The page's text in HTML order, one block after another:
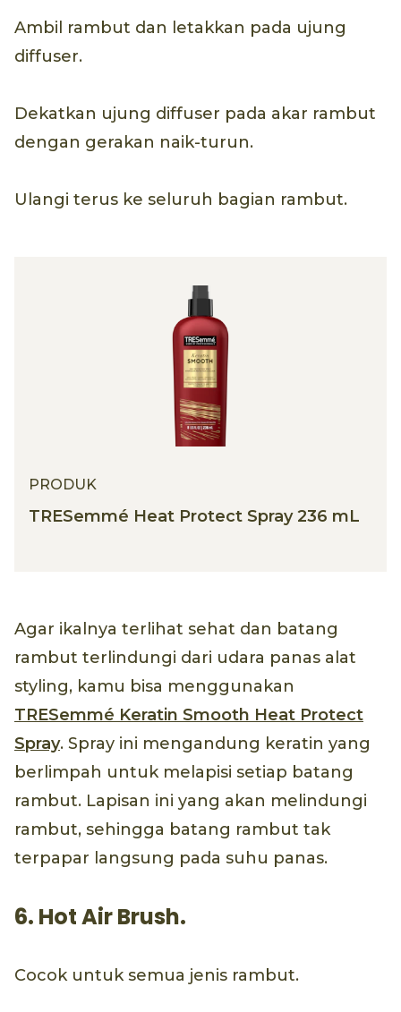
Ambil rambut dan letakkan pada ujung
diffuser.
Dekatkan ujung diffuser pada akar rambut
dengan gerakan naik-turun.
Ulangi terus ke seluruh bagian rambut.
PRODUK
TRESemmé Heat Protect Spray 236 mL
Agar ikalnya terlihat sehat dan batang
rambut terlindungi dari udara panas alat
styling, kamu bisa menggunakan
TRESemmé Keratin Smooth Heat Protect
Spray. Spray ini mengandung keratin yang
berlimpah untuk melapisi setiap batang
rambut. Lapisan ini yang akan melindungi
rambut, sehingga batang rambut tak
terpapar langsung pada suhu panas.
6. Hot Air Brush.
Cocok untuk semua jenis rambut.